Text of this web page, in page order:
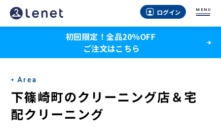
下
篠
町
の
ク
リ
ログイン MENU
初回限定！全品20％OFF
ご注文はこちら
Area
下篠崎町のクリーニング店＆宅
配クリーニング